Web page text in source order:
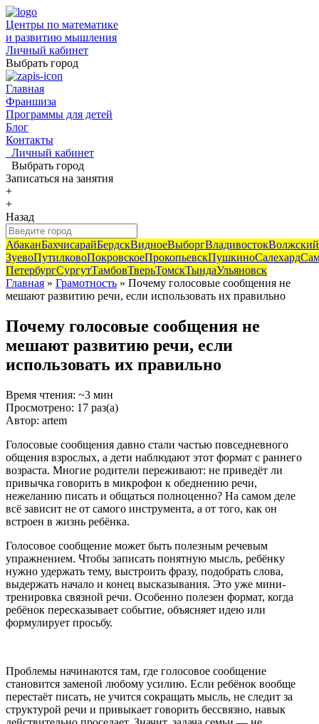
Центры по математике
и развитию мышления
Личный кабинет
Выбрать город
Главная
Франшиза
Программы для детей
Блог
Контакты
Личный кабинет
Выбрать город
Записаться на занятия
+
+
Назад
АбаканБахчисарайБердскВидноеВыборгВладивостокВолжский
ЗуевоПутилковоПокровскоеПрокопьевскПушкиноСалехард
ПетербургСургутТамбовТверьТомскТындаУльяновск
Главная » Грамотность » Почему голосовые сообщения не
мешают развитию речи, если использовать их правильно
Почему голосовые сообщения не
мешают развитию речи, если
использовать их правильно
Время чтения: ~3 мин
Просмотрено: 17 раз(а)
Автор: artem
Голосовые сообщения давно стали частью повседневного
общения взрослых, а дети наблюдают этот формат с раннего
возраста. Многие родители переживают: не приведёт ли
привычка говорить в микрофон к обеднению речи,
нежеланию писать и общаться полноценно? На самом деле
всё зависит не от самого инструмента, а от того, как он
встроен в жизнь ребёнка.
Голосовое сообщение может быть полезным речевым
упражнением. Чтобы записать понятную мысль, ребёнку
нужно удержать тему, выстроить фразу, подобрать слова,
выдержать начало и конец высказывания. Это уже мини-
тренировка связной речи. Особенно полезен формат, когда
ребёнок пересказывает событие, объясняет идею или
формулирует просьбу.
Проблемы начинаются там, где голосовое сообщение
становится заменой любому усилию. Если ребёнок вообще
перестаёт писать, не учится сокращать мысль, не следит за
структурой речи и привыкает говорить бессвязно, навык